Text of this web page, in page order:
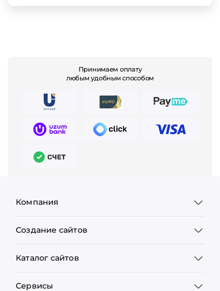
Принимаем оплату
любым удобным способом
Компания
Создание сайтов
Каталог сайтов
Сервисы